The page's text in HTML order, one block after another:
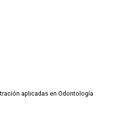
aplicadas en Odontología